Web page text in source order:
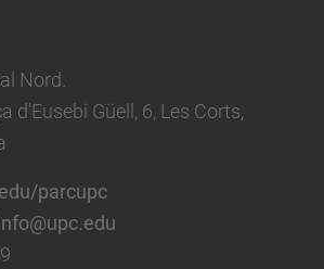
by
Nord.
d'Eusebi Güell, 6, Les Corts,
parcupc